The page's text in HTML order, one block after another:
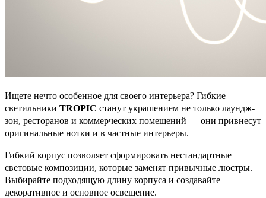
Ищете нечто особенное для своего интерьера? Гибкие
светильники TROPIC станут украшением не только лаундж-
зон, ресторанов и коммерческих помещений — они привнесут
оригинальные нотки и в частные интерьеры.
Гибкий корпус позволяет сформировать нестандартные
световые композиции, которые заменят привычные люстры.
Выбирайте подходящую длину корпуса и создавайте
декоративное и основное освещение.